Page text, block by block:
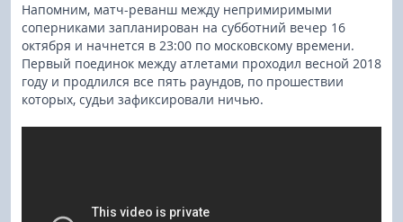
Напомним, матч-реванш между непримиримыми
соперниками запланирован на субботний вечер 16
октября и начнется в 23:00 по московскому времени.
Первый поединок между атлетами проходил весной 2018
году и продлился все пять раундов, по прошествии
которых, судьи зафиксировали ничью.